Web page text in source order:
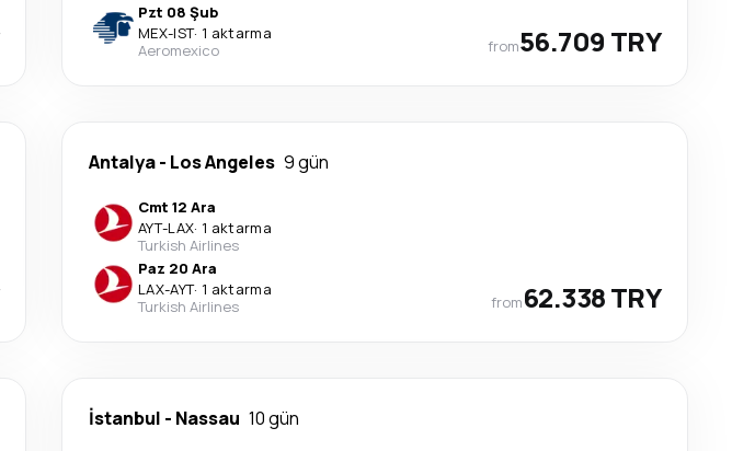
Pzt 08 Şub
MEX-IST· 1 aktarma
Aeromexico
from56.709 TRY
Antalya- Los Angeles 9 gün
Cmt 12 Ara
AYT-LAX· 1 aktarma
Turkish Airlines
Paz 20 Ara
LAX-AYT· 1 aktarma
Turkish Airlines
from62.338 TRY
İstanbul - Nassau 10 gün